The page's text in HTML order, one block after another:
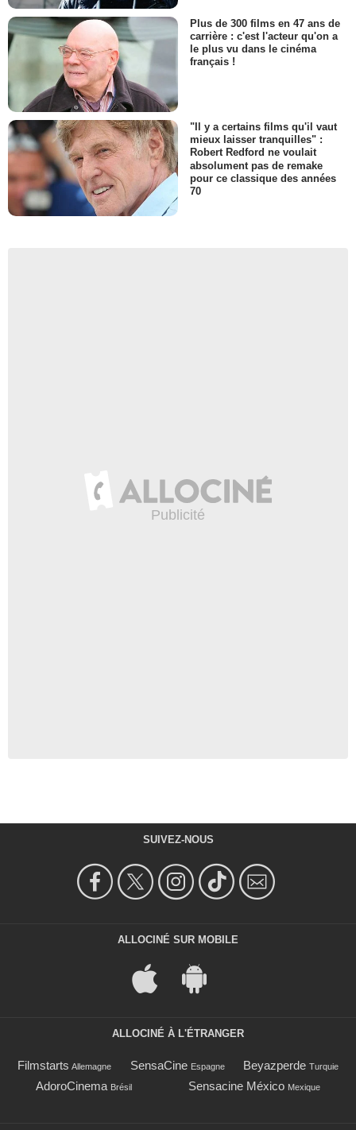
Plus de 300 films en 47 ans de
carrière : c'est l'acteur qu'on a
le plus vu dans le cinéma
français !
"Il y a certains films qu'il vaut
mieux laisser tranquilles" :
Robert Redford ne voulait
absolument pas de remake
pour ce classique des années
70
SUIVEZ-NOUS
ALLOCINÉ SUR MOBILE
ALLOCINÉ À L'ÉTRANGER
Filmstarts Allemagne SensaCine Espagne Beyazperde Turquie
AdoroCinema Brésil Sensacine México Mexique